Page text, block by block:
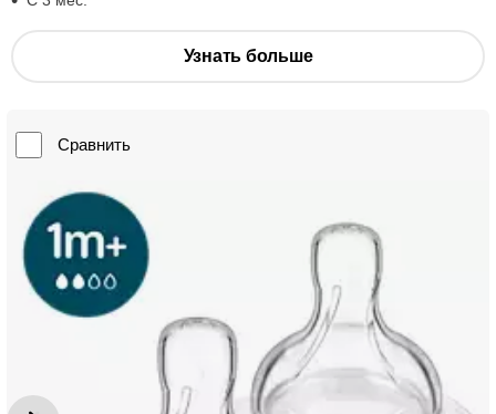
Узнать больше
Сравнить